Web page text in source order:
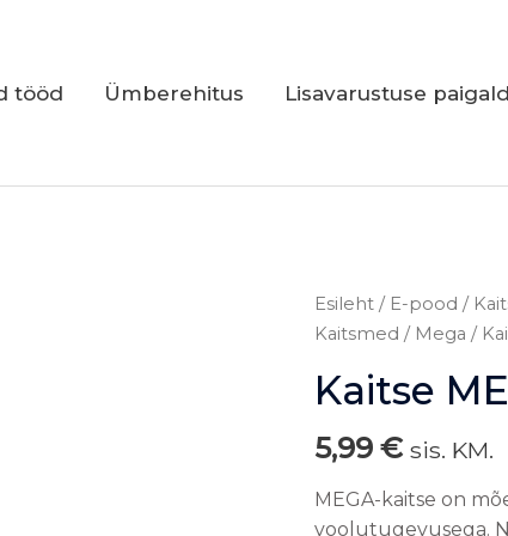
tööd Ümberehitus Lisavarustuse
Esileht / E-pood /
Kaitsmed / Mega /
Kaitse
5,99€ sis. KM.
MEGA-kaitse on
voolutugevusega.
Kaitse
MEGA
kogus